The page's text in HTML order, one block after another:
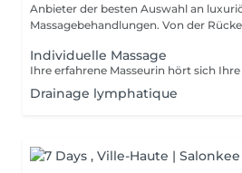
Anbieter der besten Auswahl an
Massagebehandlungen. Von der
Individuelle Massage
Drainage lymphatique